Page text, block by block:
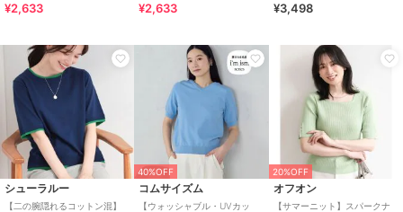
¥2,633 ¥2,633
っきり 二の腕見せない5分袖ニ
¥3,498
シューラルー
【二の腕隠れるコットン混】
40%OFF
コムサイズム
【ウォッシャブル・UVカッ
20%OFF
オフオン
【サマーニット】スパークナ